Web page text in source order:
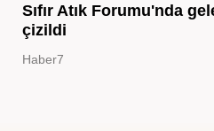
Sıfır Atık Forumu'nda
çizildi
Haber7